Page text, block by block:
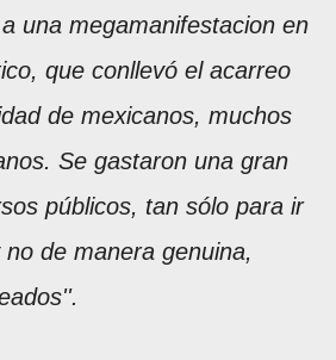
una megamanifestacion en
que conllevó el acarreo
de mexicanos, muchos
Se gastaron una gran
públicos, tan sólo para ir
de manera genuina,